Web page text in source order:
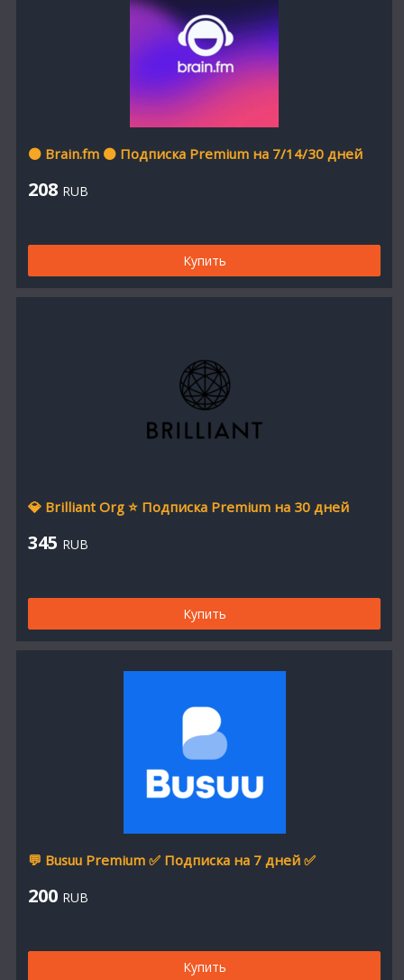
⚫ Brain.fm ⚫ Подписка Premium на 7/14/30 дней
208 RUB
Купить
💎 Brilliant Org ⭐ Подписка Premium на 30 дней
345 RUB
Купить
💬 Busuu Premium ✅ Подписка на 7 дней ✅
200 RUB
Купить